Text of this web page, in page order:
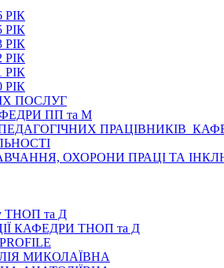
РІК
РІК
РІК
РІК
РІК
РІК
ПОСЛУГ
ПП та М
ПРАЦІВНИКІВ
ОХОРОНИ ПРАЦІ ТА
ТНОП та Д
КАФЕДРИ ТНОП та Д
МИКОЛАЇВНА